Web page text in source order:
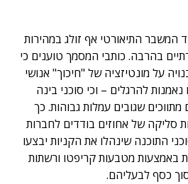
התיאורטי אף זולג במהירות
בהרבה. כותבי המסמך טוענים כי
על מונטיזציה של "חיכוך" אנושי
להרגלים – וכי סוכני בינה
שגובים עמלות גבוהות. כך
סליקה של אחוזים בודדים לחברות
התוכנה שינהלו את הקניות יבצעו
באמצעות מטבעות קריפטו ורשתות
כסף לבעליהם.